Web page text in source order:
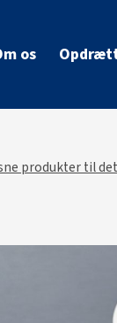
os
produkter til